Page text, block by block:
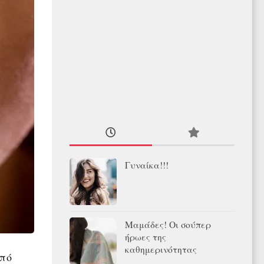
Γυναίκα!!!
Μαμάδες! Οι σούπερ
ήρωες της
καθημερινότητας